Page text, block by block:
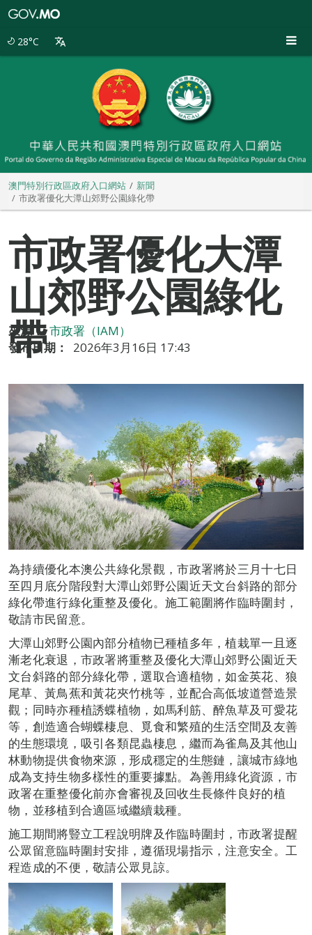
28°C
澳門特別行政區政府入口網站
新聞
市政署優化大潭山郊野公園綠化帶
市政署優化大潭
山郊野公園綠化
帶
來源： 市政署（IAM）
發布日期：
2026年3月16日 17:43
為持續優化本澳公共綠化景觀，市政署將於三月十七日
至四月底分階段對大潭山郊野公園近天文台斜路的部分
綠化帶進行綠化重整及優化。施工範圍將作臨時圍封，
敬請市民留意。
大潭山郊野公園內部分植物已種植多年，植栽單一且逐
漸老化衰退，市政署將重整及優化大潭山郊野公園近天
文台斜路的部分綠化帶，選取合適植物，如金英花、狼
尾草、黃鳥蕉和黃花夾竹桃等，並配合高低坡道營造景
觀；同時亦種植誘蝶植物，如馬利筋、醉魚草及可愛花
等，創造適合蝴蝶棲息、覓食和繁殖的生活空間及友善
的生態環境，吸引各類昆蟲棲息，繼而為雀鳥及其他山
林動物提供食物來源，形成穩定的生態鏈，讓城市綠地
成為支持生物多樣性的重要據點。為善用綠化資源，市
政署在重整優化前亦會審視及回收生長條件良好的植
物，並移植到合適區域繼續栽種。
施工期間將豎立工程說明牌及作臨時圍封，市政署提醒
公眾留意臨時圍封安排，遵循現場指示，注意安全。工
程造成的不便，敬請公眾見諒。